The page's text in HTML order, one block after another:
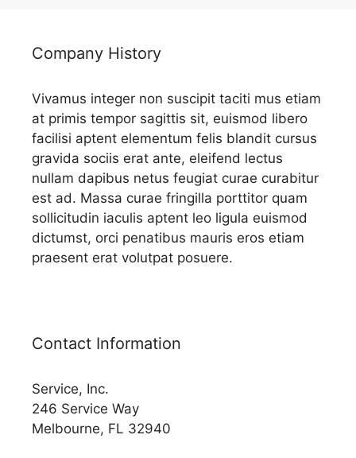
Company History
Vivamus integer non suscipit taciti mus etiam
at primis tempor sagittis sit, euismod libero
facilisi aptent elementum felis blandit cursus
gravida sociis erat ante, eleifend lectus
nullam dapibus netus feugiat curae curabitur
est ad. Massa curae fringilla porttitor quam
sollicitudin iaculis aptent leo ligula euismod
dictumst, orci penatibus mauris eros etiam
praesent erat volutpat posuere.
Contact Information
Service, Inc.
246 Service Way
Melbourne, FL 32940